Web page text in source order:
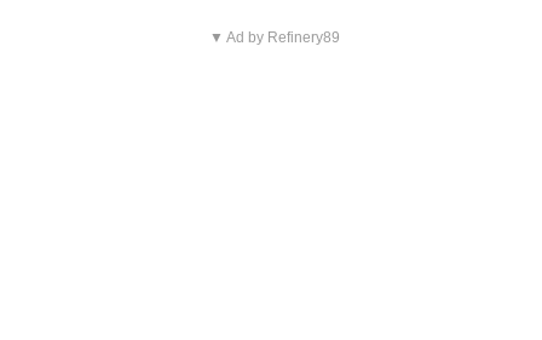
▼ Ad by Refinery89